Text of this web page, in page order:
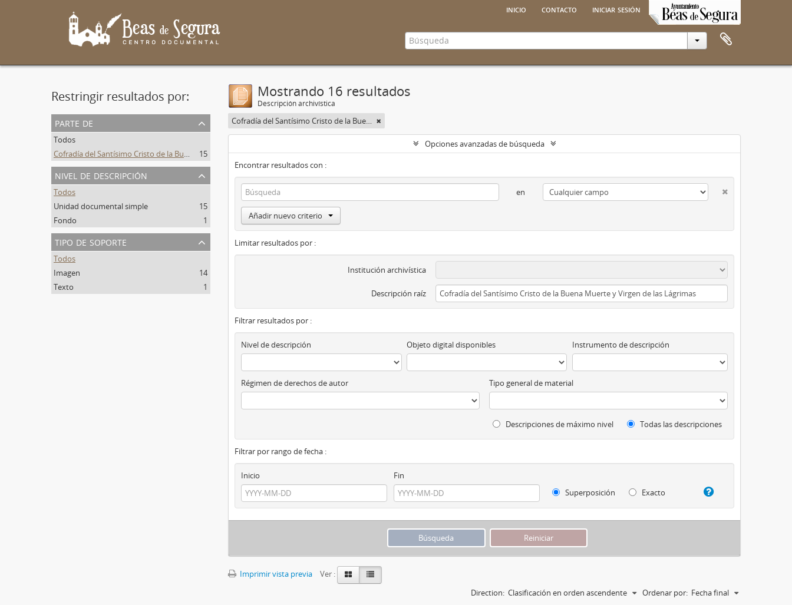
inicio contacto iniciar sesión
Restringir resultados por:
parte de
Todos
Cofradía del Santísimo Cristo de la Buena Muerte y Virgen de las Lágrimas
15
nivel de descripción
Todos
Unidad documental simple
15
Fondo
1
tipo de soporte
Todos
Imagen
14
Texto
1
Mostrando 16 resultados
Descripción archivística
Cofradía del Santísimo Cristo de la Buena Muerte y Virgen de las Lágrimas
Opciones avanzadas de búsqueda
Encontrar resultados con :
en
Añadir nuevo criterio
Limitar resultados por :
Institución archivística
Descripción raíz
Filtrar resultados por :
Nivel de descripción Objeto digital disponibles Instrumento de descripción
Régimen de derechos de autor Tipo general de material
Descripciones de máximo nivel Todas las descripciones
Filtrar por rango de fecha :
Inicio
Fin
Superposición
Exacto
Imprimir vista previa
Ver :
Ordenar por: Fecha final
Direction: Clasificación en orden ascendente